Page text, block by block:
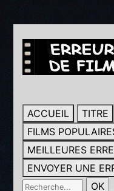
ACCUEIL TITRE
FILMS
MEILLEURES
ENVOYER UNE